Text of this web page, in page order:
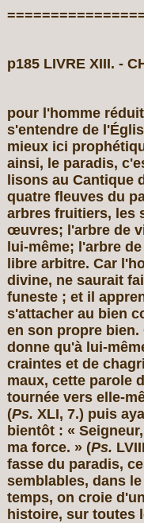
p185 LIVRE XIII. ‑
pour l'homme
s'entendre de
mieux ici
ainsi, le paradis,
lisons au Cantique
quatre fleuves du
arbres fruitiers, les
œuvres; l'arbre de
lui‑même; l'arbre
libre arbitre. Car
divine, ne saurait
funeste ; et il
s'attacher au bien
en son propre bien.
donne qu'à
craintes et de
maux, cette parole
tournée vers
(Ps. XLI, 7.) puis
bientôt : «
ma force. » (Ps.
fasse du paradis,
semblables, dans
temps, on croie
histoire, sur toutes